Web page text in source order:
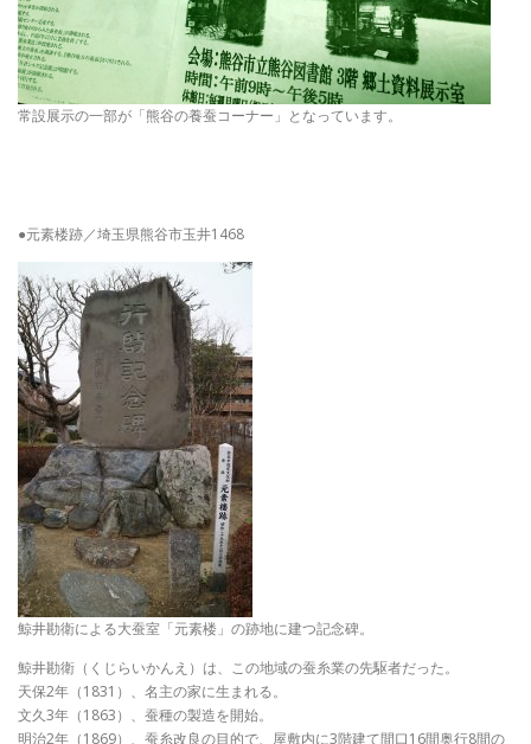
常設展示の一部が「熊谷の養蚕コーナー」となっています。
●元素楼跡／埼玉県熊谷市玉井1468
鯨井勘衛による大蚕室「元素楼」の跡地に建つ記念碑。
鯨井勘衛（くじらいかんえ）は、この地域の蚕糸業の先駆者だった。
天保2年（1831）、名主の家に生まれる。
文久3年（1863）、蚕種の製造を開始。
明治2年（1869）、蚕糸改良の目的で、屋敷内に3階建て間口16間奥行8間の